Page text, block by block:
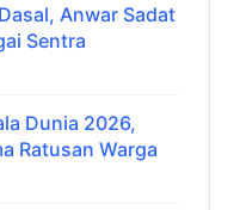
Anwar Sadat
Sentra
Dunia 2026,
Ratusan Warga